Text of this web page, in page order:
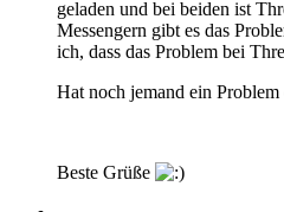
geladen und bei beiden ist
Messengern gibt es das
ich, dass das Problem bei
Hat noch jemand ein Problem
Beste Grüße